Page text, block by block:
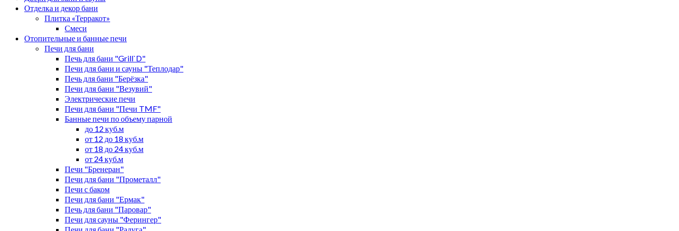
Отделка и декор бани
Плитка «Терракот»
Смеси
Отопительные и банные печи
Печи для бани
Печь для бани "Grill`D"
Печи для бани и сауны "Теплодар"
Печь для бани "Берёзка"
Печи для бани "Везувий"
Электрические печи
Печи для бани "Печи TMF"
Банные печи по объему парной
до 12 куб.м
от 12 до 18 куб.м
от 18 до 24 куб.м
от 24 куб.м
Печи "Бренеран"
Печи для бани "Прометалл"
Печи с баком
Печи для бани "Ермак"
Печь для бани "Паровар"
Печи для сауны "Ферингер"